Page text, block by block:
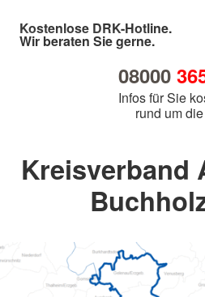
Kostenlose DRK-Hotline.
Wir beraten Sie gerne.
08000
Infos für Sie
rund um
Kreisverband